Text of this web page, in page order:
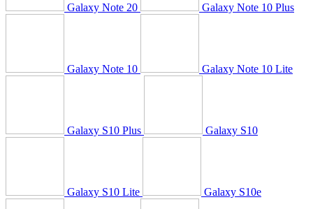
Galaxy Note 20 Galaxy Note 10 Plus
Galaxy Note 10 Galaxy Note 10 Lite
Galaxy S10 Plus Galaxy S10
Galaxy S10 Lite Galaxy S10e